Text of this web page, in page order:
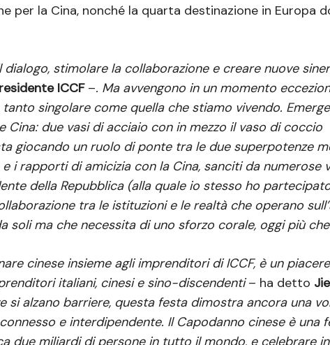
per la Cina, nonché la quarta destinazione in Europa
stimolare la collaborazione e creare nuove
ICCF–. Ma avvengono in un momento
singolare come quella che stiamo vivendo.
Cina: due vasi di acciaio con in mezzo il vaso di coccio
giocando un ruolo di ponte tra le due superpotenze
i rapporti di amicizia con la Cina, sanciti da numerose
della Repubblica (alla quale io stesso ho
tra le istituzioni e le realtà che operano
soli ma che necessita di uno sforzo corale, oggi più
cinese insieme agli imprenditori di ICCF, è un
italiani, cinesi e sino-discendenti– ha detto
si alzano barriere, questa festa dimostra ancora una
e interdipendente. Il Capodanno cinese è una
due miliardi di persone in tutto il mondo, e celebrare